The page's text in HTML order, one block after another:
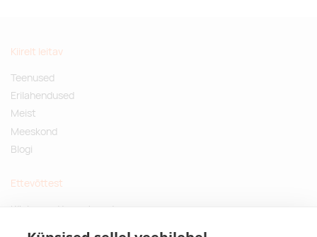
Kiirelt leitav
Teenused
Erilahendused
Meist
Meeskond
Blogi
Ettevõttest
Küsimused ja vastused